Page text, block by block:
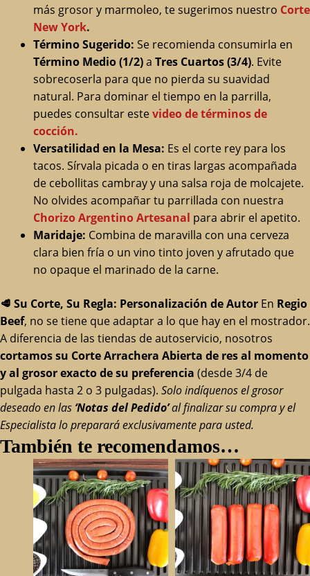
más grosor y marmoleo, te sugerimos nuestro Corte
New York.
Término Sugerido: Se recomienda consumirla en
Término Medio (1/2)a Tres Cuartos (3/4). Evite
sobrecoserla para que no pierda su suavidad
natural. Para dominar el tiempo en la parrilla,
puedes consultar estevideo de términos de
cocción.
Versatilidad en la Mesa: Es el corte rey para los
tacos. Sírvala picada o en tiras largas acompañada
de cebollitas cambray y una salsa roja de molcajete.
No olvides acompañar tu parrillada con nuestra
Chorizo Argentino Artesanal para abrir el apetito.
Maridaje: Combina de maravilla con una cerveza
clara bien fría o un vino tinto joven y afrutado que
no opaque el marinado de la carne.
🥩 Su Corte, Su Regla: Personalización de Autor En Regio
Beef, no se tiene que adaptar a lo que hay en el mostrador.
A diferencia de las tiendas de autoservicio, nosotros
cortamos su Corte Arrachera Abierta de res al momento
y al grosor exacto de su preferencia (desde 3/4 de
pulgada hasta 2 o 3 pulgadas). Solo indíquenos el grosor
deseado en las ‘Notas del Pedido’al finalizar su compra y el
Especialista lo preparará exclusivamente para usted.
También te recomendamos…